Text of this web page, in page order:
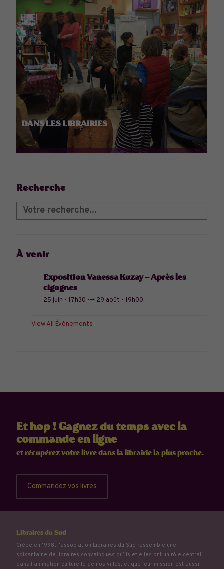
DANS LES LIBRAIRIES
Recherche
À venir
Exposition Vanessa Kuzay – Après les
cigognes
25 juin - 17h30 --> 29 août - 19h00
View All Évènements
Et hop ! Gagnez du temps avec la
commande en ligne
et récupérez votre livre dans la librairie la plus proche.
Commandez vos livres
Libraires du Sud
Créée en 1998, l'association Libraires du Sud rassemble une
soixantaine de libraires convaincu.e.s qu’ils et elles ont un rôle central
dans l'animation culturelle de nos villes, et que leur mission est aussi